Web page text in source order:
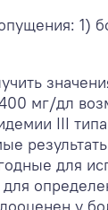
1)
мг/дл
III
для